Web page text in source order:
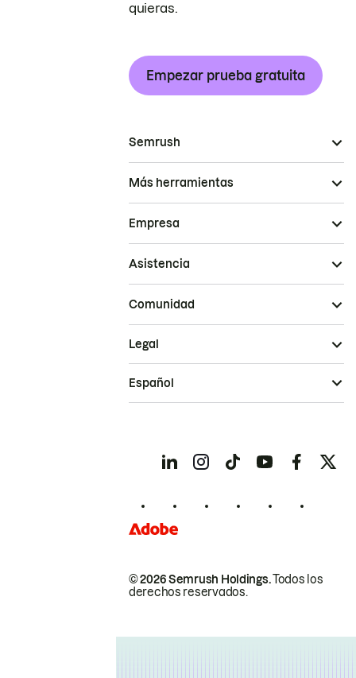
quieras.
Empezar prueba gratuita
Semrush
Más herramientas
Empresa
Asistencia
Comunidad
© 2026 Semrush Holdings.Todos los
derechos reservados.
Legal
Español